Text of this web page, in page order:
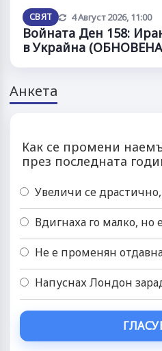
СВЯТ
Войната Ден 158:
в Украйна
Обновена
4 Август 2026, 11:00
Анкета
Как се промени
през последната
Увеличи се
Вдигнаха го малко, но
Не е променян
Напуснах Лондон